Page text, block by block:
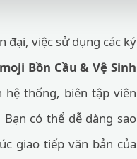
đại, việc sử dụng các ký
Bồn Cầu & Vệ Sinh
thống, biên tập viên
có thể dễ dàng sao
giao tiếp văn bản của